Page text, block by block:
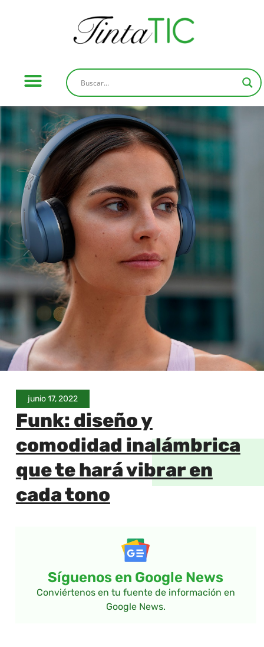
junio 17, 2022
Funk: diseño y
comodidad inalámbrica
que te hará vibrar en
cada tono
Síguenos en Google News
Conviértenos en tu fuente de información en
Google News.